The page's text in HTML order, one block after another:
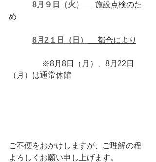
8月９日（火）
  施設点検のた
め
8月2１日（日） 都合により
（月）は通常休館
ご不便をおかけしますが、ご理解の程
よろしくお願い申し上げます。